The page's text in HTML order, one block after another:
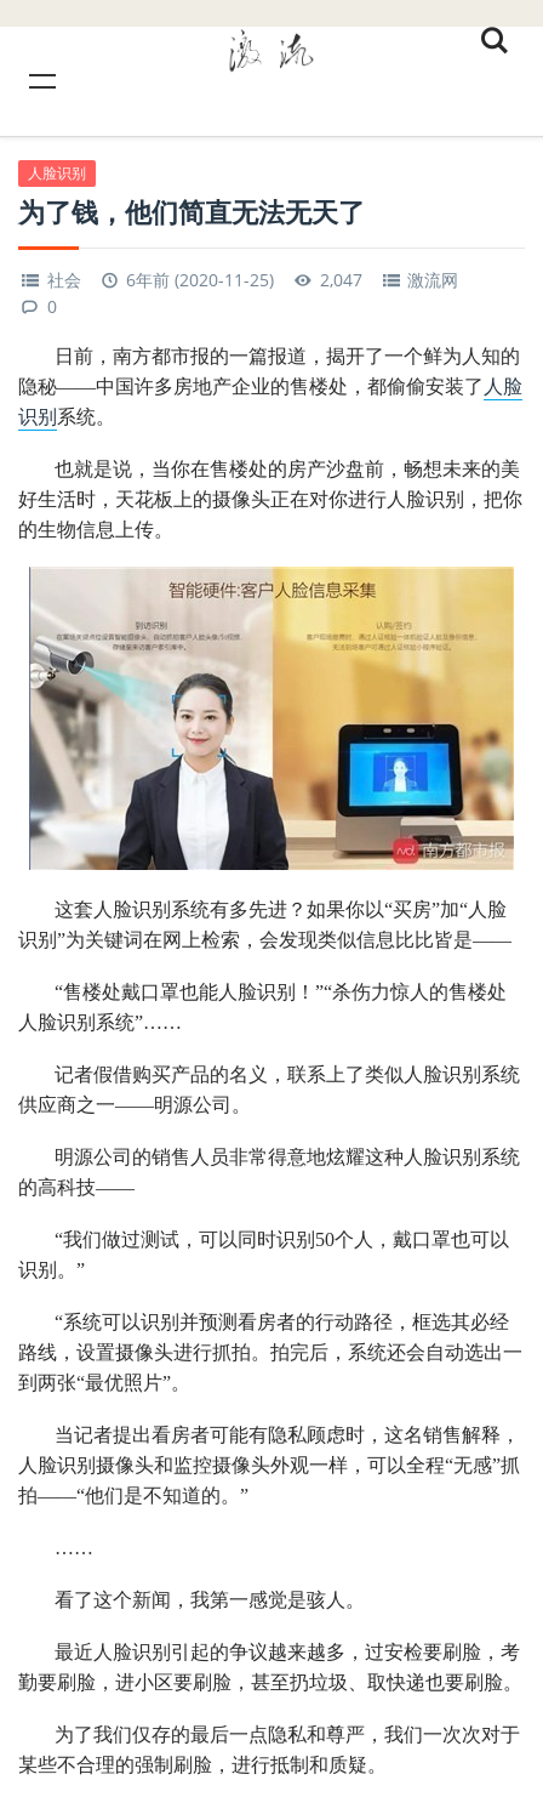
人脸识别
为了钱，他们简直无法无天了
社会 6年前 (2020-11-25) 2,047
激流网
0
日前，南方都市报的一篇报道，揭开了一个鲜为人知的
隐秘——中国许多房地产企业的售楼处，都偷偷安装了 人脸
识别 系统。
也就是说，当你在售楼处的房产沙盘前，畅想未来的美
好生活时，天花板上的摄像头正在对你进行人脸识别，把你
的生物信息上传。
这套人脸识别系统有多先进？如果你以“买房”加“人脸
识别”为关键词在网上检索，会发现类似信息比比皆是——
“售楼处戴口罩也能人脸识别！”“杀伤力惊人的售楼处
人脸识别系统”……
记者假借购买产品的名义，联系上了类似人脸识别系统
供应商之一——明源公司。
明源公司的销售人员非常得意地炫耀这种人脸识别系统
的高科技——
“我们做过测试，可以同时识别50个人，戴口罩也可以
识别。”
“系统可以识别并预测看房者的行动路径，框选其必经
路线，设置摄像头进行抓拍。拍完后，系统还会自动选出一
到两张“最优照片”。
当记者提出看房者可能有隐私顾虑时，这名销售解释，
人脸识别摄像头和监控摄像头外观一样，可以全程“无感”抓
拍——“他们是不知道的。”
……
看了这个新闻，我第一感觉是骇人。
最近人脸识别引起的争议越来越多，过安检要刷脸，考
勤要刷脸，进小区要刷脸，甚至扔垃圾、取快递也要刷脸。
为了我们仅存的最后一点隐私和尊严，我们一次次对于
某些不合理的强制刷脸，进行抵制和质疑。